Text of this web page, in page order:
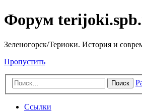
Форум
Зеленогорск/Териоки. История и
Пропустить
Поиск
Ссылки